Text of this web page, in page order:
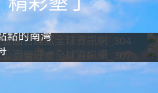
點的南灣